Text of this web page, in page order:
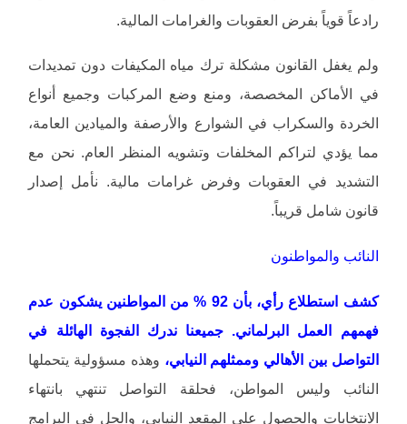
رادعاً قوياً بفرض العقوبات والغرامات المالية.
ولم يغفل القانون مشكلة ترك مياه المكيفات دون تمديدات
في الأماكن المخصصة، ومنع وضع المركبات وجميع أنواع
الخردة والسكراب في الشوارع والأرصفة والميادين العامة،
مما يؤدي لتراكم المخلفات وتشويه المنظر العام. نحن مع
التشديد في العقوبات وفرض غرامات مالية. نأمل إصدار
قانون شامل قريباً.
النائب والمواطنون
كشف استطلاع رأي، بأن 92 % من المواطنين يشكون عدم
فهمهم العمل البرلماني. جميعنا ندرك الفجوة الهائلة في
التواصل بين الأهالي وممثلهم النيابي، وهذه مسؤولية يتحملها
النائب وليس المواطن، فحلقة التواصل تنتهي بانتهاء
الانتخابات والحصول على المقعد النيابي، والحل في البرامج